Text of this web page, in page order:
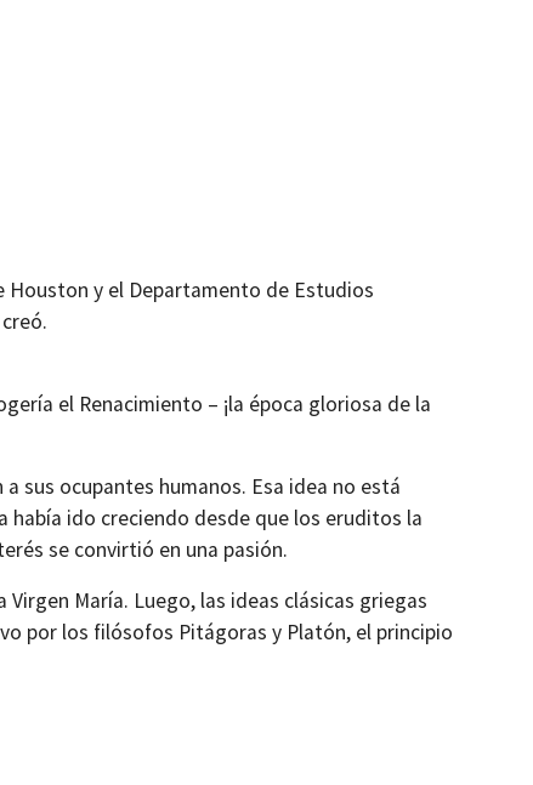
Houston y el Departamento de Estudios
el Renacimiento – ¡la época gloriosa de la
sus ocupantes humanos. Esa idea no está
ido creciendo desde que los eruditos la
se convirtió en una pasión.
María. Luego, las ideas clásicas griegas
por los filósofos Pitágoras y Platón, el principio